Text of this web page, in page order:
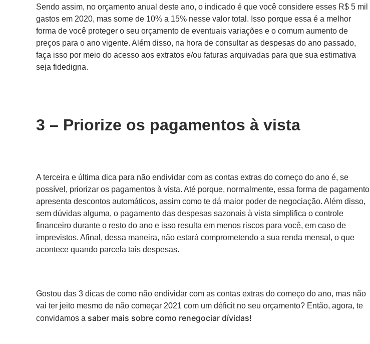
Sendo assim, no orçamento anual deste ano, o indicado é que você considere esses R$ 5 mil
gastos em 2020, mas some de 10% a 15% nesse valor total. Isso porque essa é a melhor
forma de você proteger o seu orçamento de eventuais variações e o comum aumento de
preços para o ano vigente. Além disso, na hora de consultar as despesas do ano passado,
faça isso por meio do acesso aos extratos e/ou faturas arquivadas para que sua estimativa
seja fidedigna.
3 – Priorize os pagamentos à vista
A terceira e última dica para não endividar com as contas extras do começo do ano é, se
possível, priorizar os pagamentos à vista. Até porque, normalmente, essa forma de pagamento
apresenta descontos automáticos, assim como te dá maior poder de negociação. Além disso,
sem dúvidas alguma, o pagamento das despesas sazonais à vista simplifica o controle
financeiro durante o resto do ano e isso resulta em menos riscos para você, em caso de
imprevistos. Afinal, dessa maneira, não estará comprometendo a sua renda mensal, o que
acontece quando parcela tais despesas.
Gostou das 3 dicas de como não endividar com as contas extras do começo do ano, mas não
vai ter jeito mesmo de não começar 2021 com um déficit no seu orçamento? Então, agora, te
convidamos a saber mais sobre como renegociar dívidas!